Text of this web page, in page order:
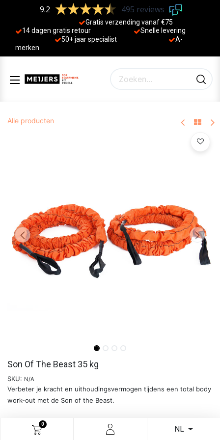
0
NL
9.2 495 reviews
Gratis verzending vanaf €75
14 dagen gratis retour
Sne lle levering
50+ jaar specialist
A-
merken
Alle producten
Son Of The Beast 35 kg
SKU: N/A
Verbeter je kracht en uithoudingsvermogen tijdens een total body
work-out met de Son of the Beast.
2 Slastix (elk 3 m) met handvatten (zwart).
Per paar geleverd.